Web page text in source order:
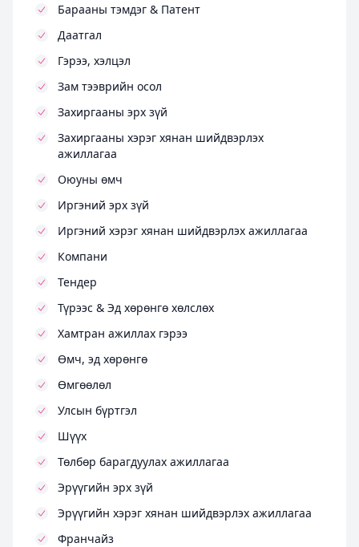
Барааны тэмдэг & Патент
Даатгал
Гэрээ, хэлцэл
Зам тээврийн осол
Захиргааны эрх зүй
Захиргааны хэрэг хянан шийдвэрлэх
ажиллагаа
Оюуны өмч
Иргэний эрх зүй
Иргэний хэрэг хянан шийдвэрлэх ажиллагаа
Компани
Тендер
Түрээс & Эд хөрөнгө хөлслөх
Хамтран ажиллах гэрээ
Өмч, эд хөрөнгө
Өмгөөлөл
Улсын бүртгэл
Шүүх
Төлбөр барагдуулах ажиллагаа
Эрүүгийн эрх зүй
Эрүүгийн хэрэг хянан шийдвэрлэх ажиллагаа
Франчайз